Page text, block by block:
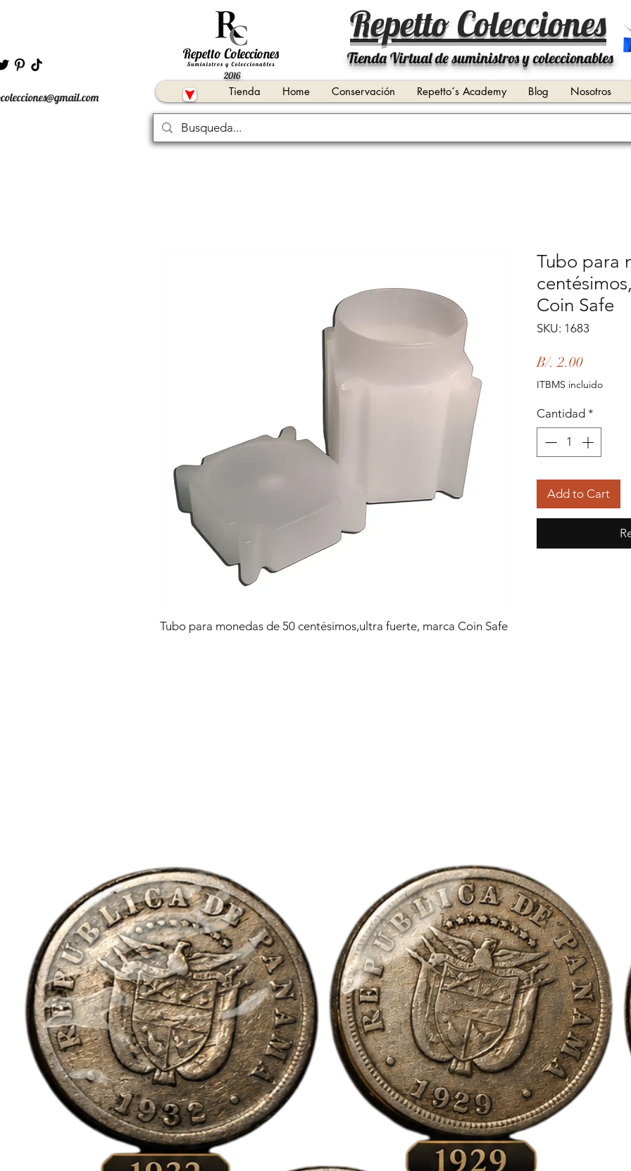
2016
Repetto Colecciones
Tienda Virtual de suministros y coleccionables
Tienda Home Conservación Repetto´s Academy Blog Nosotros
Tubo para monedas de 50 centésimos,ultra fuerte, marca Coin Safe
Tubo para
Coin Safe
SKU: 1683
B/. 2.00Precio
ITBMS incluido
Cantidad *
Add to Cart